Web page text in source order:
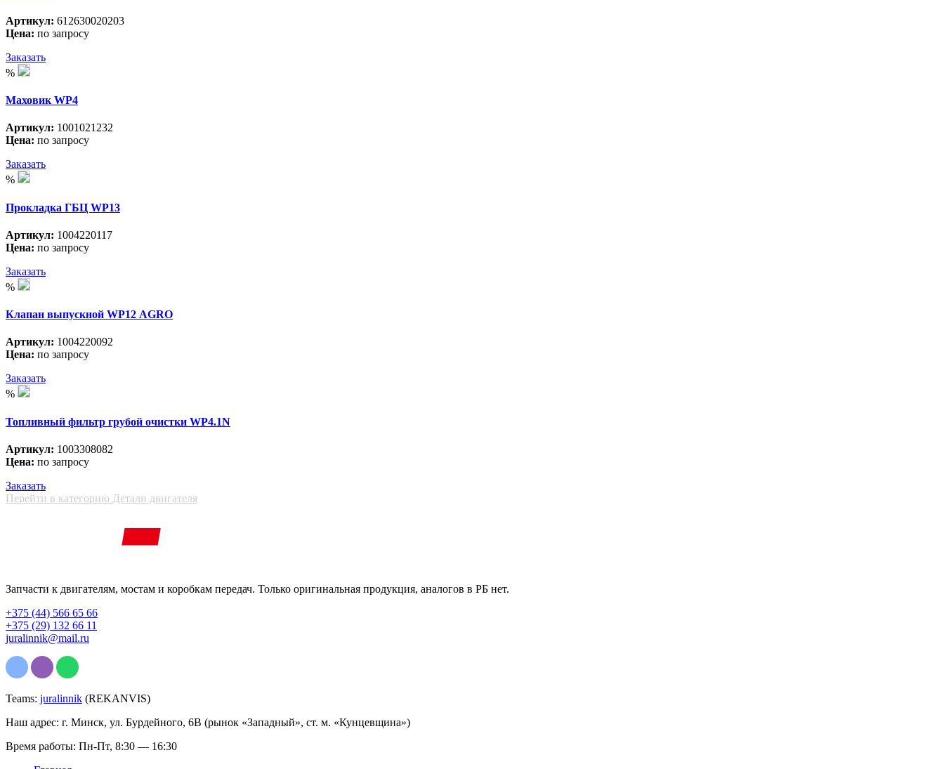
Артикул: 612630020203
Цена: по запросу
Заказать
%
Маховик WP4
Артикул: 1001021232
Цена: по запросу
Заказать
%
Прокладка ГБЦ WP13
Артикул: 1004220117
Цена: по запросу
Заказать
%
Клапан выпускной WP12 АGRO
Артикул: 1004220092
Цена: по запросу
Заказать
%
Топливный фильтр грубой очистки WP4.1N
Артикул: 1003308082
Цена: по запросу
Заказать
Перейти в категорию Детали двигателя
Запчасти к двигателям, мостам и коробкам передач. Только оригинальная продукция, аналогов в РБ нет.
+375 (44) 566 65 66
+375 (29) 132 66 11
juralinnik@mail.ru
Teams: juralinnik (REKANVIS)
Наш адрес: г. Минск, ул. Бурдейного, 6В (рынок «Западный», ст. м. «Кунцевщина»)
Время работы: Пн-Пт, 8:30 — 16:30